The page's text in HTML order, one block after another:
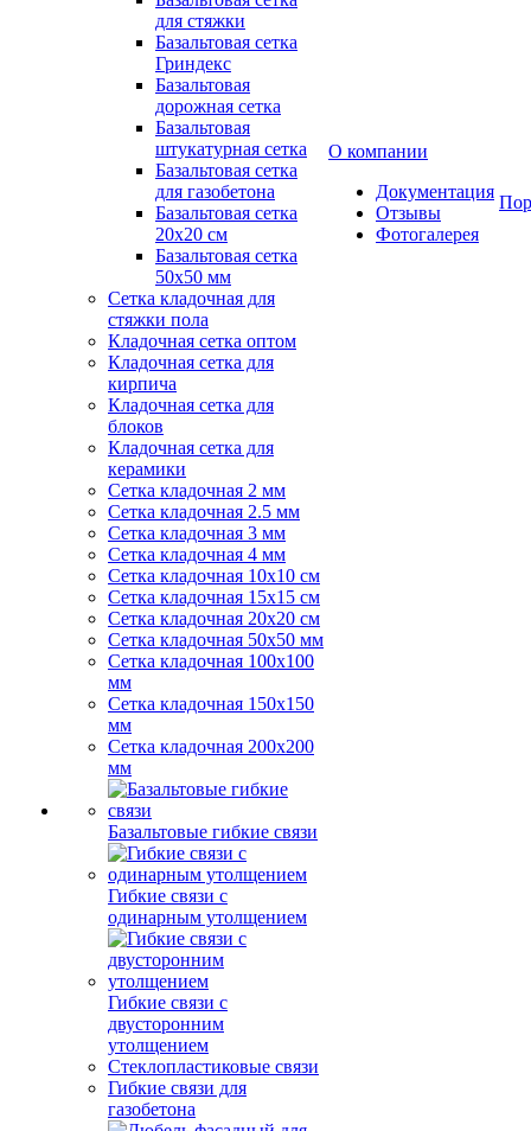
для стяжки
Базальтовая сетка
Гриндекс
Базальтовая
дорожная сетка
Базальтовая
штукатурная сетка
Базальтовая сетка
для газобетона
Базальтовая сетка
20x20 см
Базальтовая сетка
50x50 мм
Сетка кладочная для
стяжки пола
Кладочная сетка оптом
Кладочная сетка для
кирпича
Кладочная сетка для
блоков
Кладочная сетка для
керамики
Сетка кладочная 2 мм
Сетка кладочная 2.5 мм
Сетка кладочная 3 мм
Сетка кладочная 4 мм
Сетка кладочная 10x10 см
Сетка кладочная 15x15 см
Сетка кладочная 20x20 см
Сетка кладочная 50x50 мм
Сетка кладочная 100x100
мм
Сетка кладочная 150x150
мм
Сетка кладочная 200x200
мм
Базальтовые гибкие связи
Гибкие связи с
одинарным утолщением
Гибкие связи с
двусторонним
утолщением
Стеклопластиковые связи
Гибкие связи для
газобетона
О компании
Документация
Отзывы
Фотогалерея